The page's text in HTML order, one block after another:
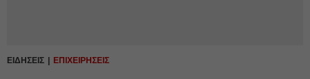
ΕΙΔΗΣΕΙΣ ΕΠΙΧΕΙΡΗΣΕΙΣ